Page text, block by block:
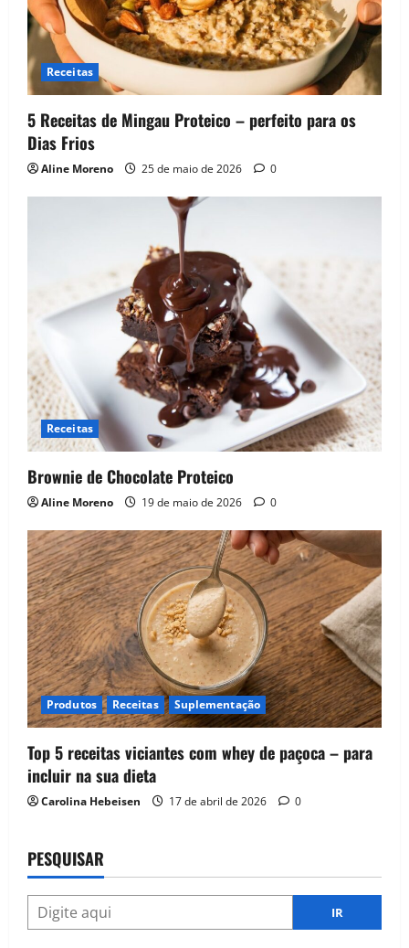
t
i
o
n
Receitas
5 Receitas de Mingau Proteico – perfeito para os
Dias Frios
Aline Moreno 25 de maio de 2026 0
Receitas
Brownie de Chocolate Proteico
Aline Moreno 19 de maio de 2026 0
Produtos Receitas Suplementação
Top 5 receitas viciantes com whey de paçoca – para
incluir na sua dieta
Carolina Hebeisen 17 de abril de 2026 0
PESQUISAR
IR